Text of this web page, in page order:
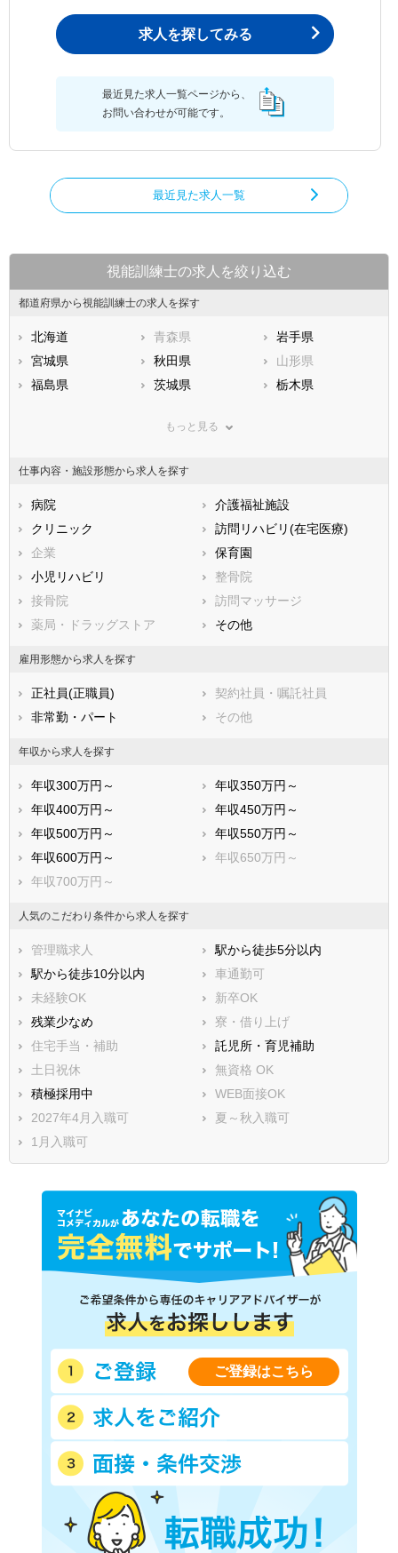
求人を探してみる
最近見た求人一覧ページから、
お問い合わせが可能です。
最近見た求人一覧
視能訓練士の求人を絞り込む
都道府県から視能訓練士の求人を探す
北海道 青森県
岩手県
宮城県
秋田県
山形県
福島県
茨城県
栃木県
神奈川県
石川県
福井県
静岡県
三重県
滋賀県
大阪府
兵庫県
鳥取県
広島県
徳島県
香川県
愛媛県
鹿児島県
もっと見る
仕事内容・施設形態から求人を探す
病院
介護福祉施設
クリニック
訪問リハビリ(在宅医療)
企業
保育園
小児リハビリ
整骨院
接骨院
訪問マッサージ
薬局・ドラッグストア
その他
雇用形態から求人を探す
正社員(正職員)
契約社員・嘱託社員
非常勤・パート
その他
年収から求人を探す
年収300万円～
年収350万円～
年収400万円～
年収450万円～
年収500万円～
年収550万円～
年収600万円～
年収650万円～
年収700万円～
人気のこだわり条件から求人を探す
管理職求人
駅から徒歩5分以内
駅から徒歩10分以内
車通勤可
未経験OK
新卒OK
残業少なめ
寮・借り上げ
住宅手当・補助
託児所・育児補助
土日祝休
無資格 OK
積極採用中
WEB面接OK
2027年4月入職可
夏～秋入職可
1月入職可
ご登録はこちら